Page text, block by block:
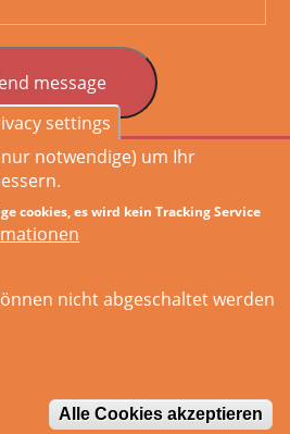
Footer
menu
Porr 2011-2026 |Sitemap.xml
settings
notwendige) um Ihr
cookies, es wird kein Tracking Service
nicht abgeschaltet werden
Alle Cookies akzeptieren